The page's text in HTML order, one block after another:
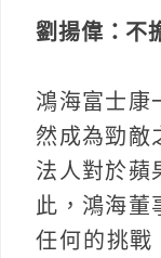
劉揚偉：不
鴻海富士康
然成為勁敵
法人對於蘋
此，鴻海董
任何的挑戰